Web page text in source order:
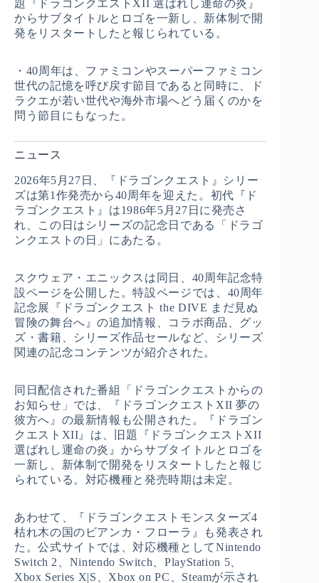
題『ドラゴンクエストXII 選ばれし運命の炎』
からサブタイトルとロゴを一新し、新体制で開
発をリスタートしたと報じられている。
・40周年は、ファミコンやスーパーファミコン
世代の記憶を呼び戻す節目であると同時に、ド
ラクエが若い世代や海外市場へどう届くのかを
問う節目にもなった。
ニュース
2026年5月27日、『ドラゴンクエスト』シリー
ズは第1作発売から40周年を迎えた。初代『ド
ラゴンクエスト』は1986年5月27日に発売さ
れ、この日はシリーズの記念日である「ドラゴ
ンクエストの日」にあたる。
スクウェア・エニックスは同日、40周年記念特
設ページを公開した。特設ページでは、40周年
記念展『ドラゴンクエスト the DIVE まだ見ぬ
冒険の舞台へ』の追加情報、コラボ商品、グッ
ズ・書籍、シリーズ作品セールなど、シリーズ
関連の記念コンテンツが紹介された。
同日配信された番組「ドラゴンクエストからの
お知らせ」では、『ドラゴンクエストXII 夢の
彼方へ』の最新情報も公開された。『ドラゴン
クエストXII』は、旧題『ドラゴンクエストXII
選ばれし運命の炎』からサブタイトルとロゴを
一新し、新体制で開発をリスタートしたと報じ
られている。対応機種と発売時期は未定。
あわせて、『ドラゴンクエストモンスターズ4
枯れ木の国のビアンカ・フローラ』も発表され
た。公式サイトでは、対応機種としてNintendo
Switch 2、Nintendo Switch、PlayStation 5、
Xbox Series X|S、Xbox on PC、Steamが示され